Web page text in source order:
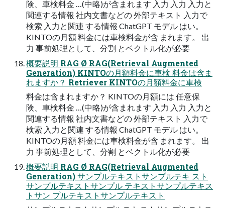
険、⾞検料⾦ …(中略)が含まれます ⼊⼒ ⼊⼒ ⼊⼒と
関連する情報 社内⽂書などの 外部テキスト ⼊⼒で
検索 ⼊⼒と関連 する情報 ChatGPT モデル はい。
KINTOの⽉額 料⾦には⾞検料⾦が含 まれます。 出
⼒ 事前処理として、分割 とベクトル化が必要
概要説明 RAG Ø RAG(Retrieval Augmented
Generation) KINTOの⽉額料⾦に⾞検 料⾦は含ま
れますか？ Retriever KINTOの⽉額料⾦に⾞検
料⾦は含まれますか？ KINTOの⽉額には 任意保
険、⾞検料⾦ …(中略)が含まれます ⼊⼒ ⼊⼒ ⼊⼒と
関連する情報 社内⽂書などの 外部テキスト ⼊⼒で
検索 ⼊⼒と関連 する情報 ChatGPT モデル はい。
KINTOの⽉額 料⾦には⾞検料⾦が含 まれます。 出
⼒ 事前処理として、分割 とベクトル化が必要
概要説明 RAG Ø RAG(Retrieval Augmented
Generation) サンプルテキストサンプルテキ スト
サンプルテキストサンプル テキストサンプルテキス
トサン プルテキストサンプルテキスト